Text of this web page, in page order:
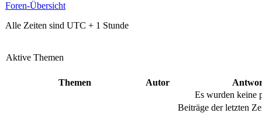
Foren-Übersicht
Alle Zeiten sind UTC + 1 Stunde
Aktive Themen
Themen Autor
Es wurden keine
Beiträge der letzten